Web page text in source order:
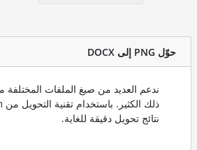
حوّل PNG إلى DOCX
نتائج تحويل دقيقة للغاية.